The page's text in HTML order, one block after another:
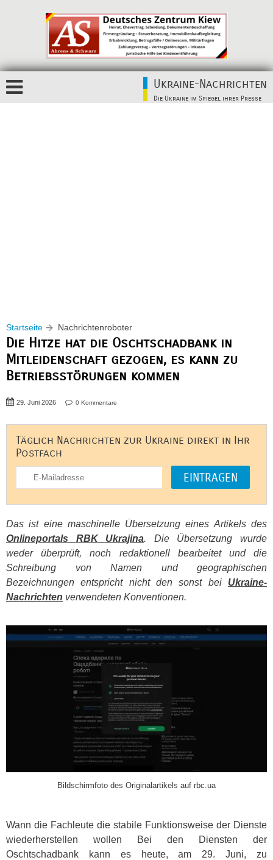
Ukraine-Nachrichten
Die Ukraine im Spiegel ihrer Presse
Startseite Nachrichtenroboter
Die Hitze hat die Oschtschadbank in
Mitleidenschaft gezogen, es kann zu
Betriebsstörungen kommen
29. Juni 2026 0 Kommentare
Täglich Nachrichten zur Ukraine direkt in Ihr
Postfach
Das ist eine maschinelle Übersetzung eines Artikels des
Onlineportals RBKUkrajina. Die Übersetzung wurde
weder überprüft, noch redaktionell bearbeitet und die
Schreibung von Namen und geographischen
Bezeichnungen entspricht nicht den sonst bei Ukraine-
Nachrichten verwendeten Konventionen.
Bildschirmfoto des Originalartikels auf rbc.ua
Wann die Fachleute die stabile Funktionsweise der Dienste
wiederherstellen wollen Bei den Diensten der
Oschtschadbank kann es heute, am 29. Juni, zu